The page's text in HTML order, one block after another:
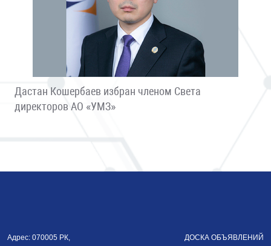
Дастан Кошербаев избран членом Света
директоров АО «УМЗ»
Адрес: 070005 РК,
ДОСКА ОБЪЯВЛЕНИЙ